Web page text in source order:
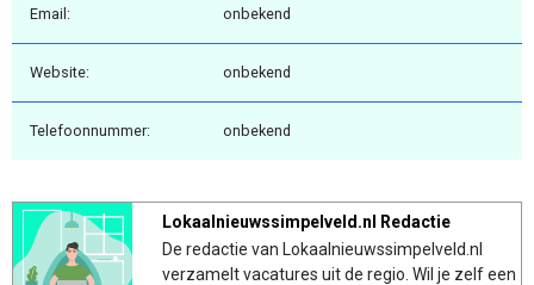
Email: onbekend
Website: onbekend
Telefoonnummer: onbekend
Lokaalnieuwssimpelveld.nl Redactie
De redactie van Lokaalnieuwssimpelveld.nl
verzamelt vacatures uit de regio. Wil je zelf een